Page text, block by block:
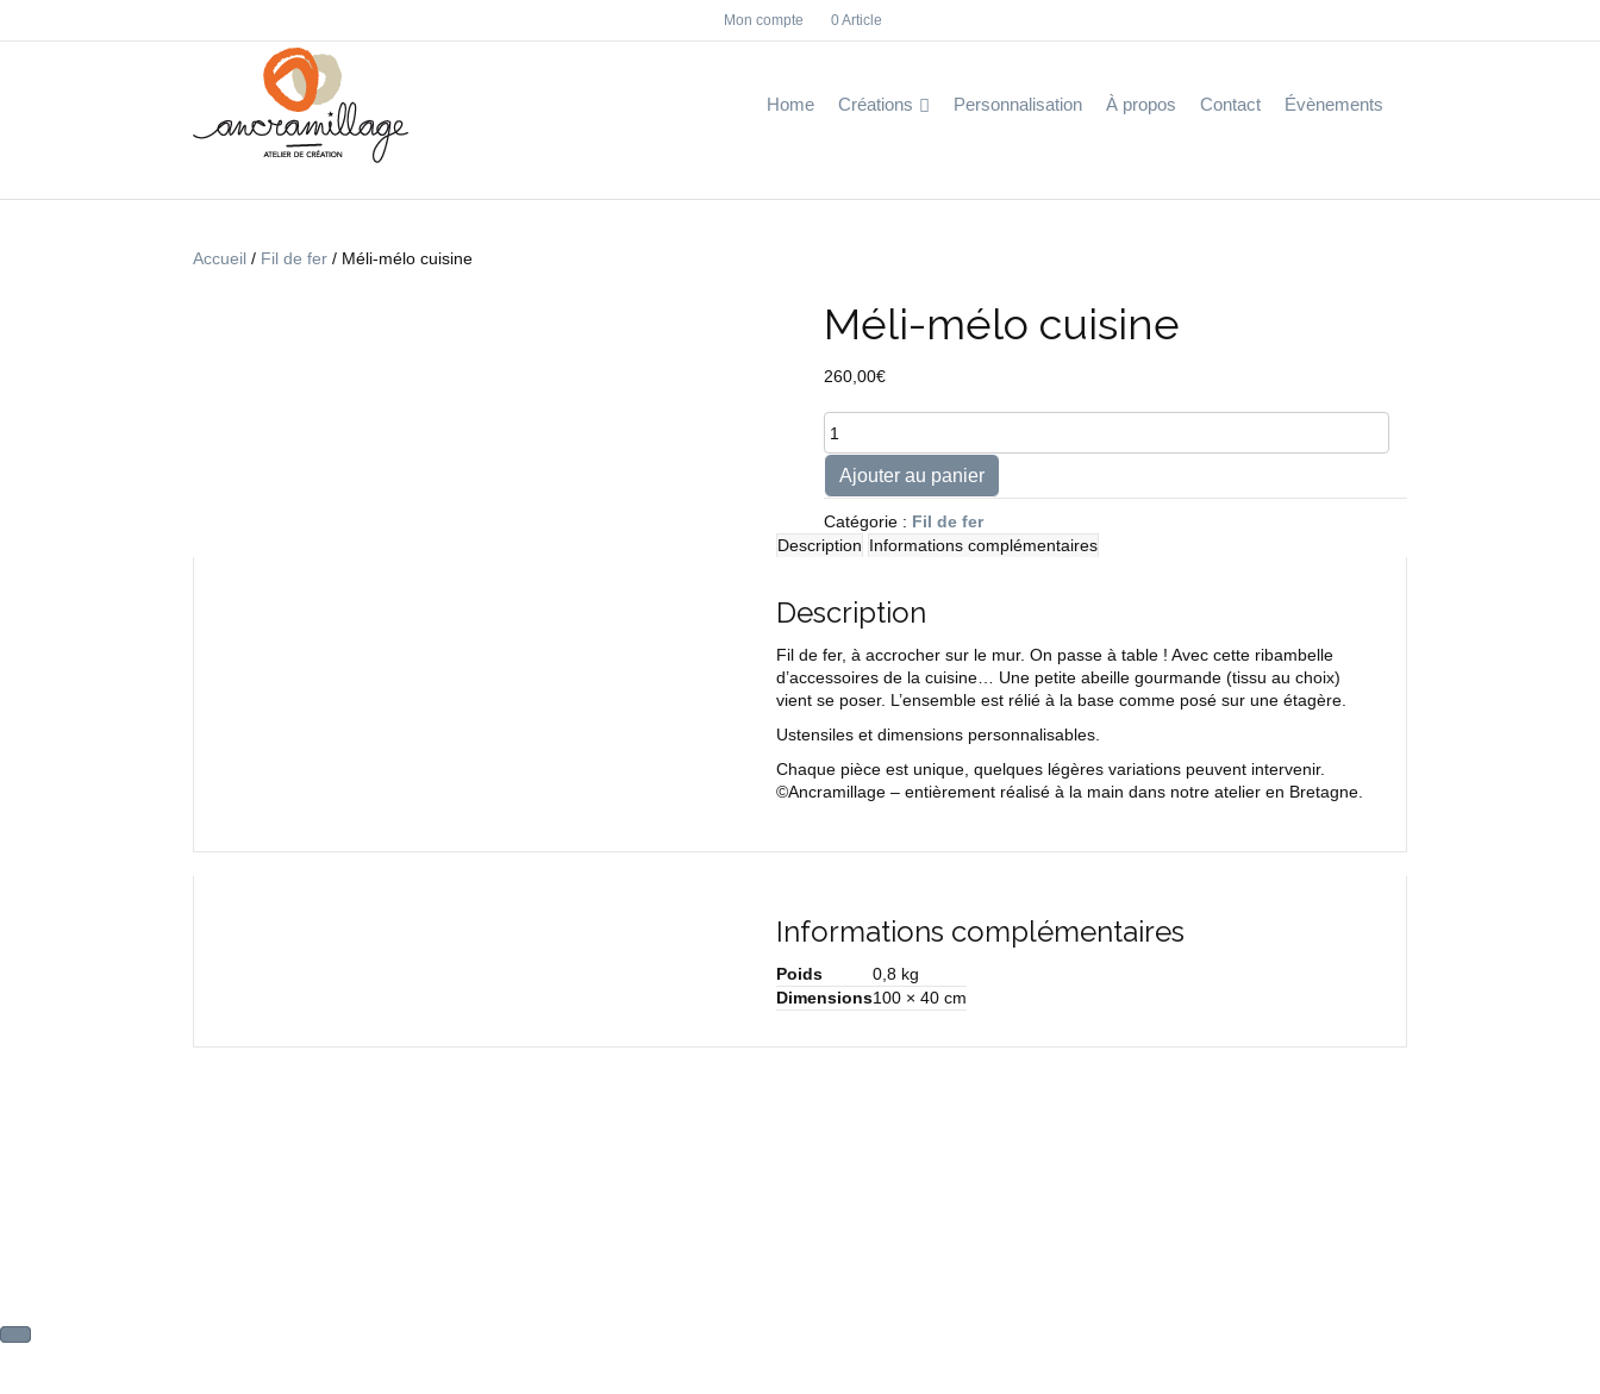
a
n
Mon compte 0 Article
Home Créations Personnalisation À propos Contact Évènements
Accueil / Fil de fer / Méli-mélo cuisine
Méli-mélo cuisine
260,00€
quantité
de
Méli-
mélo
cuisine
Ajouter au panier
Catégorie : Fil de fer
Description Informations complémentaires
Description
Fil de fer, à accrocher sur le mur. On passe à table ! Avec cette ribambelle
d’accessoires de la cuisine… Une petite abeille gourmande (tissu au choix)
vient se poser. L’ensemble est rélié à la base comme posé sur une étagère.
Ustensiles et dimensions personnalisables.
Chaque pièce est unique, quelques légères variations peuvent intervenir.
©Ancramillage – entièrement réalisé à la main dans notre atelier en Bretagne.
Informations complémentaires
Poids
0,8 kg
Dimensions100 × 40 cm